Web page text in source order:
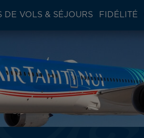
DE VOLS & SÉJOURS FIDÉLITÉ